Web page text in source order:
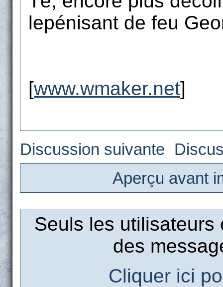
lepénisant de feu
[www.wmaker.net]
Discussion suivante
Aperçu avant
Seuls les
des
Cliquer ici